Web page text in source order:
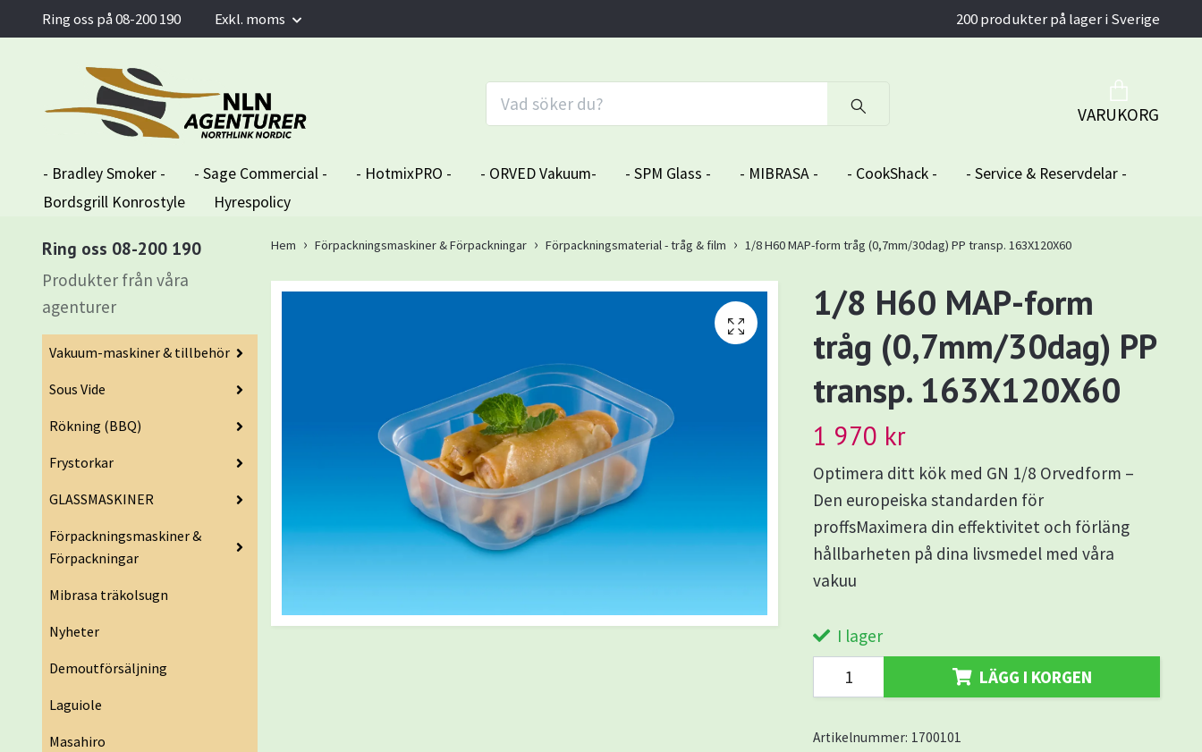
Ring oss på 08-200 190 Exkl. moms 200 produkter på lager i Sverige
VARUKORG
- Bradley Smoker - - Sage Commercial - - HotmixPRO - - ORVED Vakuum- - SPM Glass - - MIBRASA - - CookShack -
- Service & Reservdelar -
Bordsgrill Konrostyle
Hyrespolicy
Ring oss 08-200 190
Produkter från våra
agenturer
Vakuum-maskiner & tillbehör
Sous Vide
Rökning (BBQ)
Frystorkar
GLASSMASKINER
Förpackningsmaskiner &
Förpackningar
Mibrasa träkolsugn
Nyheter
Demoutförsäljning
Laguiole
Masahiro
Hem Förpackningsmaskiner & Förpackningar Förpackningsmaterial - tråg & film 1/8 H60 MAP-form tråg (0,7mm/30dag) PP transp. 163X120X60
1/8 H60 MAP-form
tråg (0,7mm/30dag) PP
transp. 163X120X60
1 970 kr
Optimera ditt kök med GN 1/8 Orvedform –
Den europeiska standarden för
proffsMaximera din effektivitet och förläng
hållbarheten på dina livsmedel med våra
vakuu
I lager
LÄGG I KORGEN
Artikelnummer: 1700101